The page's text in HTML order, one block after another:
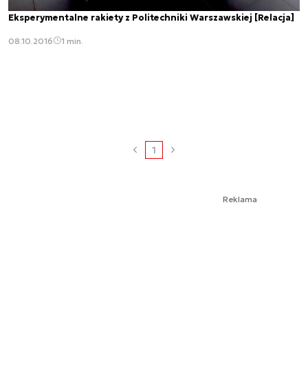
Eksperymentalne rakiety z Politechniki Warszawskiej [Relacja]
08.10.2016 1 min.
1
Reklama